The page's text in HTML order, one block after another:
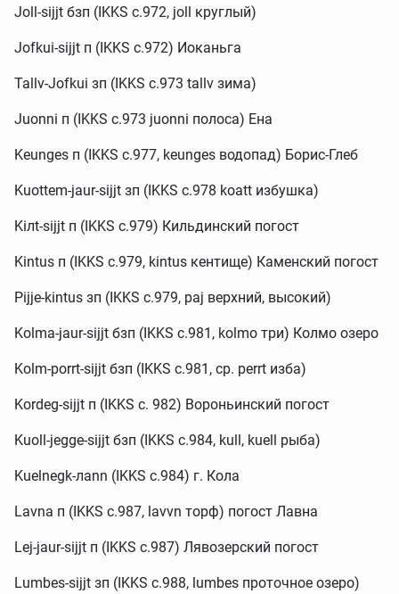
Joll-sijjt бзп (IKKS c.972, joll круглый)
Jofkui-sijjt п (IKKS c.972) Иоканьга
Tallv-Jofkui зп (IKKS c.973 tallv зима)
Juonni п (IKKS c.973 juonni полоса) Ена
Keunges п (IKKS c.977, keunges водопад) Борис-Глеб
Kuottem-jaur-sijjt зп (IKKS c.978 koatt избушка)
Kiлt-sijjt п (IKKS c.979) Кильдинский погост
Kintus п (IKKS c.979, kintus кентище) Каменский погост
Pijje-kintus зп (IKKS c.979, paj верхний, высокий)
Kolmа-jaur-sijjt бзп (IKKS c.981, kolmo три) Колмо озеро
Kolm-porrt-sijjt бзп (IKKS c.981, ср. perrt изба)
Kordeg-sijjt п (IKKS c. 982) Вороньинский погост
Kuoll-jegge-sijjt бзп (IKKS c.984, kull, kuell рыба)
Kuelnegk-лann (IKKS c.984) г. Кола
Lavna п (IKKS c.987, lavvn торф) погост Лавна
Lej-jaur-sijjt п (IKKS c.987) Лявозерский погост
Lumbes-sijjt зп (IKKS c.988, lumbes проточное озеро)